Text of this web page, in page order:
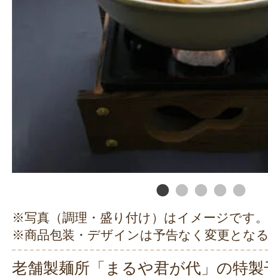
※写真（調理・盛り付け）はイメージです。
※商品包装・デザインは予告なく変更とな
老舗製麺所「まるや君が代」の特